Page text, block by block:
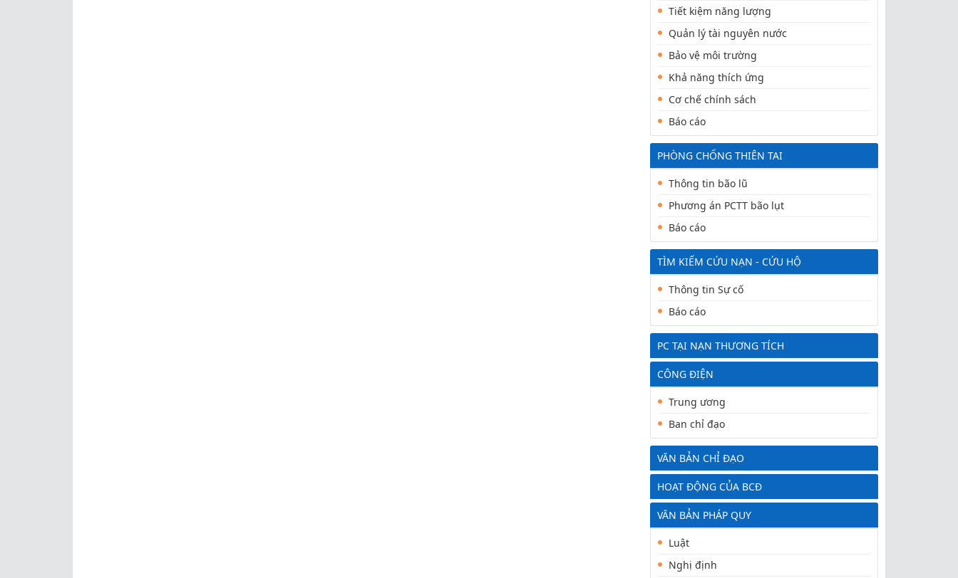
Tiết kiệm năng lượng
Quản lý tài nguyên nước
Bảo vệ môi trường
Khả năng thích ứng
Cơ chế chính sách
Báo cáo
PHÒNG CHỐNG THIÊN TAI
Thông tin bão lũ
Phương án PCTT bão lụt
Báo cáo
TÌM KIẾM CỨU NẠN - CỨU HỘ
Thông tin Sự cố
Báo cáo
PC TẠI NẠN THƯƠNG TÍCH
CÔNG ĐIỆN
Trung ương
Ban chỉ đạo
VĂN BẢN CHỈ ĐẠO
HOẠT ĐỘNG CỦA BCĐ
VĂN BẢN PHÁP QUY
Luật
Nghị định